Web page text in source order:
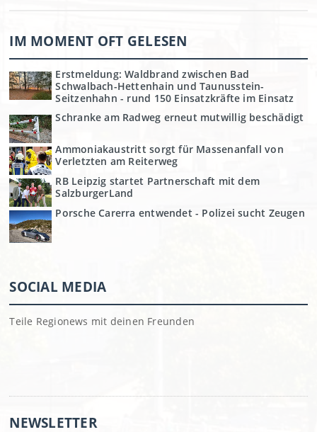
IM MOMENT OFT GELESEN
Erstmeldung: Waldbrand zwischen Bad
Schwalbach-Hettenhain und Taunusstein-
Seitzenhahn - rund 150 Einsatzkräfte im Einsatz
Schranke am Radweg erneut mutwillig beschädigt
Ammoniakaustritt sorgt für Massenanfall von
Verletzten am Reiterweg
RB Leipzig startet Partnerschaft mit dem
SalzburgerLand
Porsche Carerra entwendet - Polizei sucht Zeugen
SOCIAL MEDIA
Teile Regionews mit deinen Freunden
NEWSLETTER